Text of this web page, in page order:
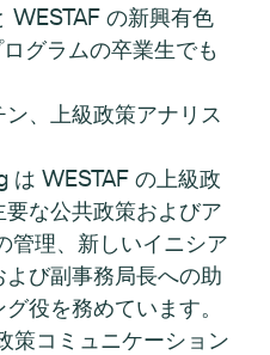
WESTAF の新興有色
グラムの卒業生でも
、上級政策アナリス
WESTAF の上級政
な公共政策およびア
管理、新しいイニシア
び副事務局長への助
役を務めています。
策コミュニケーション